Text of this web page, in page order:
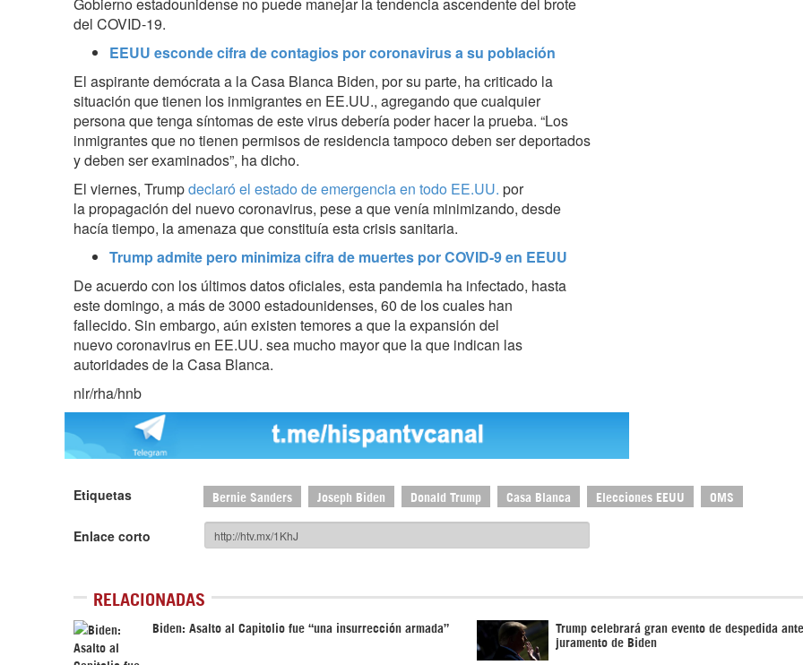
del COVID-19.
EEUU esconde cifra de contagios por coronavirus a su población
El aspirante demócrata a la Casa Blanca Biden, por su parte, ha criticado la
situación que tienen los inmigrantes en EE.UU., agregando que cualquier
persona que tenga síntomas de este virus debería poder hacer la prueba. “Los
inmigrantes que no tienen permisos de residencia tampoco deben ser deportados
y deben ser examinados”, ha dicho.
El viernes, Trumpdeclaró el estado de emergencia en todo EE.UU. por
la propagación del nuevo coronavirus, pese a que venía minimizando, desde
hacía tiempo, la amenaza que constituía esta crisis sanitaria.
Trump admite pero minimiza cifra de muertes por COVID-9 en EEUU
De acuerdo con los últimos datos oficiales, esta pandemia ha infectado, hasta
este domingo, a más de 3000 estadounidenses, 60 de los cuales han
fallecido. Sin embargo, aún existen temores a que la expansión del
nuevo coronavirus en EE.UU. sea mucho mayor que la que indican las
autoridades de la Casa Blanca.
nlr/rha/hnb
Etiquetas Bernie Sanders Joseph Biden Donald Trump Casa Blanca Elecciones EEUU OMS
Enlace corto
RELACIONADAS
Biden: Asalto al Capitolio fue “una insurrección armada” Trump celebrará gran evento de despedida
juramento de Biden